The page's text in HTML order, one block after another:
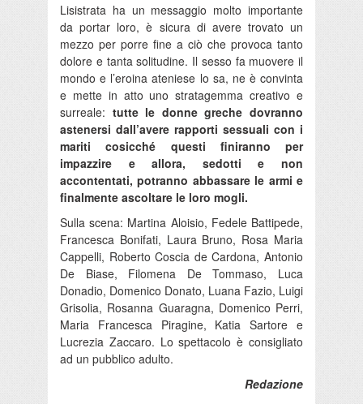
Lisistrata ha un messaggio molto importante
da portar loro, è sicura di avere trovato un
mezzo per porre fine a ciò che provoca tanto
dolore e tanta solitudine. Il sesso fa muovere il
mondo e l’eroina ateniese lo sa, ne è convinta
e mette in atto uno stratagemma creativo e
surreale: tutte le donne greche dovranno
astenersi dall’avere rapporti sessuali con i
mariti cosicché questi finiranno per
impazzire e allora, sedotti e non
accontentati, potranno abbassare le armi e
finalmente ascoltare le loro mogli.
Sulla scena: Martina Aloisio, Fedele Battipede,
Francesca Bonifati, Laura Bruno, Rosa Maria
Cappelli, Roberto Coscia de Cardona, Antonio
De Biase, Filomena De Tommaso, Luca
Donadio, Domenico Donato, Luana Fazio, Luigi
Grisolia, Rosanna Guaragna, Domenico Perri,
Maria Francesca Piragine, Katia Sartore e
Lucrezia Zaccaro. Lo spettacolo è consigliato
ad un pubblico adulto.
Redazione